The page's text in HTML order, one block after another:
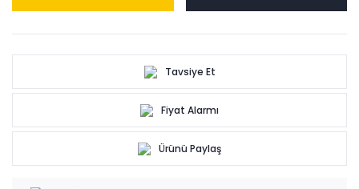
Tavsiye Et
Fiyat Alarmı
Ürünü Paylaş